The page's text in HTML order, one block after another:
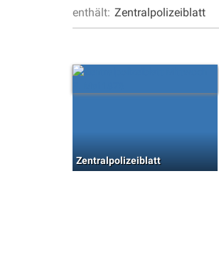
enthält: Zentralpolizeiblatt
Zentralpolizeiblatt